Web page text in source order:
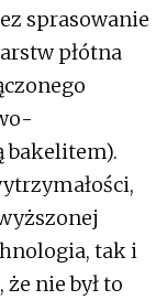
sprasowanie
płótna
bakelitem).
tak i
że nie był to